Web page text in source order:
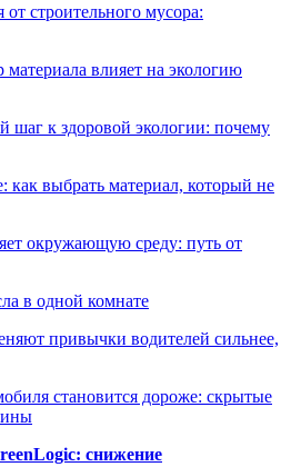
строительного мусора:
материала влияет на экологию
шаг к здоровой экологии: почему
выбрать материал, который не
окружающую среду: путь от
в одной комнате
привычки водителей сильнее,
становится дороже: скрытые
снижение